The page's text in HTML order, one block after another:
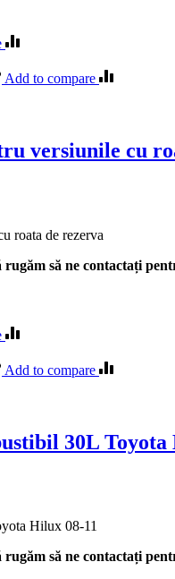
Add to compare
versiunile cu
roata de rezerva
rugăm să ne contactați
Add to compare
30L Toyota
Hilux 08-11
rugăm să ne contactați